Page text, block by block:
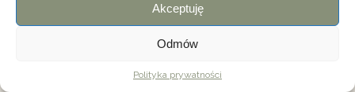
Akceptuję
Odmów
Polityka prywatności